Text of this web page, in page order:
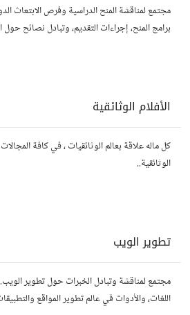
مجتمع لمناقشة المنح الدراسية وفرص الابتعاث
برامج المنح، إجراءات التقديم، وتبادل نصائح
الأفلام الوثائقية
كل ماله علاقة بعالم الوثائقيات ، في كافة
الوثائقية..
تطوير الويب
مجتمع لمناقشة وتبادل الخبرات حول تطوير
اللغات، والأدوات في عالم تطوير المواقع